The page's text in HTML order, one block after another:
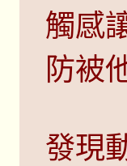
觸感
防被
發現